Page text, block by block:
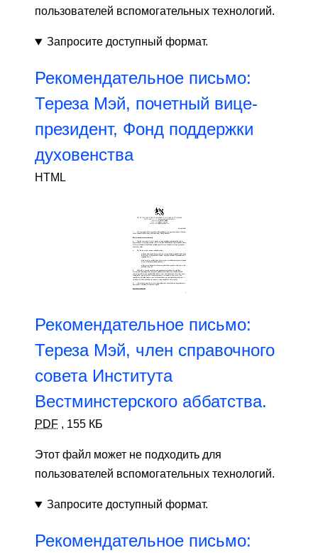
пользователей вспомогательных технологий.
Запросите доступный формат.
Рекомендательное письмо:
Тереза ​​Мэй, почетный вице-
президент, Фонд поддержки
духовенства
HTML
Рекомендательное письмо:
Тереза ​​Мэй, член справочного
совета Института
Вестминстерского аббатства.
PDF , 155 КБ
Этот файл может не подходить для
пользователей вспомогательных технологий.
Запросите доступный формат.
Рекомендательное письмо: